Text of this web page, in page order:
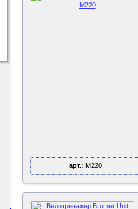
арт.: M220